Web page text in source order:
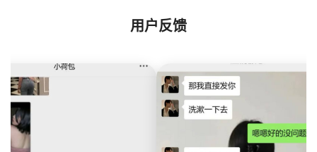
用户反馈